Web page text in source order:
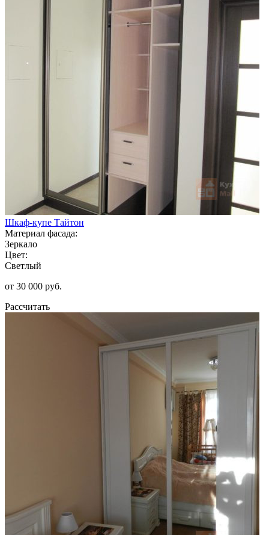
Шкаф-купе Тайтон
Материал фасада:
Зеркало
Цвет:
Светлый
от 30 000 руб.
Рассчитать